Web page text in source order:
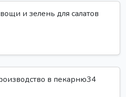
и зелень для салатов
в пекарню34